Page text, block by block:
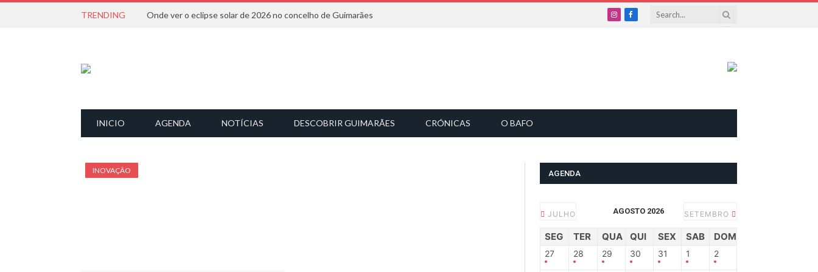
TRENDING Onde ver o eclipse solar de 2026 no concelho de Guimarães
InstagramFacebook
INICIO AGENDA NOTÍCIAS DESCOBRIR GUIMARÃES CRÓNICAS O BAFO
INOVAÇÃO AGENDA
JULHO AGOSTO 2026 SETEMBRO
SEG TER QUA QUI SEX SAB DOM
27 28 29 30 31 1 2